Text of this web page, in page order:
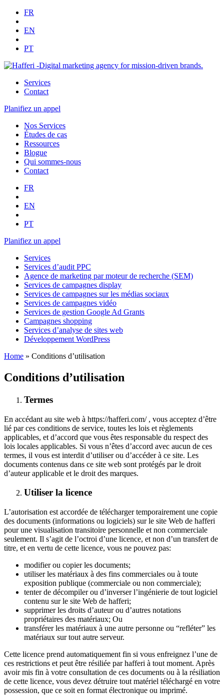
FR
EN
PT
Services
Contact
Planifiez un appel
Nos Services
Études de cas
Ressources
Blogue
Qui sommes-nous
Contact
FR
EN
PT
Planifiez un appel
Services
Services d’audit PPC
Agence de marketing par moteur de recherche (SEM)
Services de campagnes display
Services de campagnes sur les médias sociaux
Services de campagnes vidéo
Services de gestion Google Ad Grants
Campagnes shopping
Services d’analyse de sites web
Développement WordPress
Home » Conditions d’utilisation
Conditions d’utilisation
Termes
En accédant au site web à https://hafferi.com/ , vous acceptez d’être
lié par ces conditions de service, toutes les lois et règlements
applicables, et d’accord que vous êtes responsable du respect des
lois locales applicables. Si vous n’êtes d’accord avec aucun de ces
termes, il vous est interdit d’utiliser ou d’accéder à ce site. Les
documents contenus dans ce site web sont protégés par le droit
d’auteur applicable et le droit des marques.
Utiliser la licence
L’autorisation est accordée de télécharger temporairement une copie
des documents (informations ou logiciels) sur le site Web de hafferi
pour une visualisation transitoire personnelle et non commerciale
seulement. Il s’agit de l’octroi d’une licence, et non d’un transfert de
titre, et en vertu de cette licence, vous ne pouvez pas:
modifier ou copier les documents;
utiliser les matériaux à des fins commerciales ou à toute
exposition publique (commerciale ou non commerciale);
tenter de décompiler ou d’inverser l’ingénierie de tout logiciel
contenu sur le site Web de hafferi;
supprimer les droits d’auteur ou d’autres notations
propriétaires des matériaux; Ou
transférer les matériaux à une autre personne ou “refléter” les
matériaux sur tout autre serveur.
Cette licence prend automatiquement fin si vous enfreignez l’une de
ces restrictions et peut être résiliée par hafferi à tout moment. Après
avoir mis fin à votre consultation de ces documents ou à la résiliation
de cette licence, vous devez détruire tout matériel téléchargé en votre
possession, que ce soit en format électronique ou imprimé.